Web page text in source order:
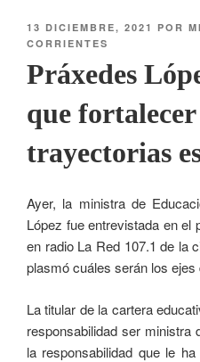
13 DICIEMBRE, 2021 POR
CORRIENTES
Práxedes
que fortalecer
trayectorias
Ayer, la ministra de
López fue entrevistada en el
en radio La Red 107.1 de la
plasmó cuáles serán los ejes
La titular de la cartera
responsabilidad ser ministra
la responsabilidad que le